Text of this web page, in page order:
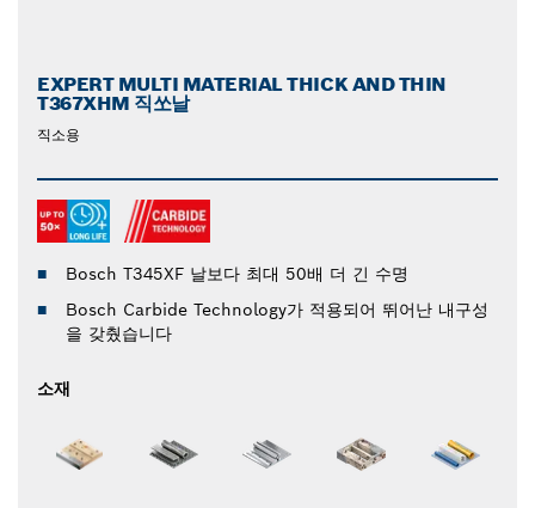
EXPERT MULTI MATERIAL THICK AND THIN
T367XHM 직쏘날
직소용
Bosch T345XF 날보다 최대 50배 더 긴 수명
Bosch Carbide Technology가 적용되어 뛰어난 내구성
을 갖췄습니다
소재